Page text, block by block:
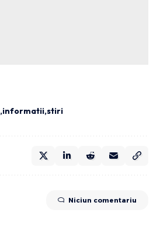
informatii stiri
Niciun comentariu